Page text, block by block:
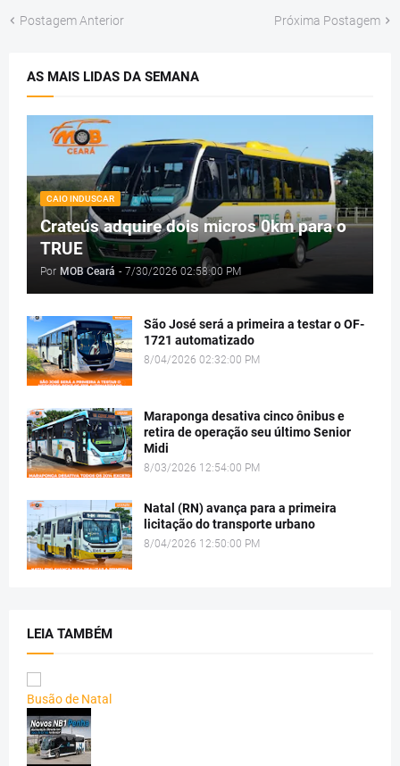
Postagem Anterior Próxima Postagem
AS MAIS LIDAS DA SEMANA
CAIO INDUSCAR
Crateús adquire dois micros 0km para o
TRUE
Por MOB Ceará - 7/30/2026 02:58:00 PM
São José será a primeira a testar o OF-
1721 automatizado
8/04/2026 02:32:00 PM
Maraponga desativa cinco ônibus e
retira de operação seu último Senior
Midi
8/03/2026 12:54:00 PM
Natal (RN) avança para a primeira
licitação do transporte urbano
8/04/2026 12:50:00 PM
LEIA TAMBÉM
Busão de Natal